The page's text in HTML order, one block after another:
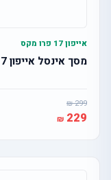
אייפון 17 פרו מקס
מסך אינסל אייפון 17 פרו מקס
299
229